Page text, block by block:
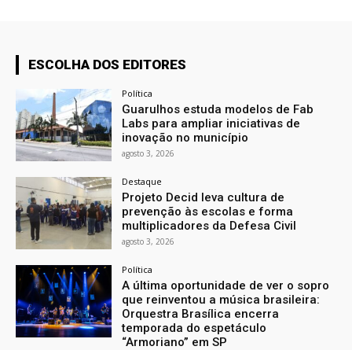
ESCOLHA DOS EDITORES
Política
Guarulhos estuda modelos de Fab
Labs para ampliar iniciativas de
inovação no município
agosto 3, 2026
Destaque
Projeto Decid leva cultura de
prevenção às escolas e forma
multiplicadores da Defesa Civil
agosto 3, 2026
Política
A última oportunidade de ver o sopro
que reinventou a música brasileira:
Orquestra Brasílica encerra
temporada do espetáculo
“Armoriano” em SP